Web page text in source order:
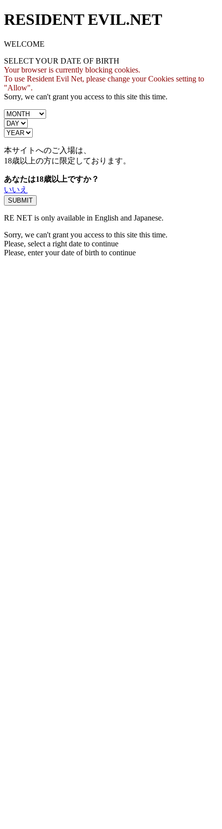
RESIDENT EVIL.NET
WELCOME
SELECT YOUR DATE OF BIRTH
Your browser is currently blocking cookies.
To use Resident Evil Net, please change your Cookies setting to
"Allow".
Sorry, we can't grant you access to this site this time.
本サイトへのご入場は、
18歳以上の方に限定しております。
あなたは18歳以上ですか？
いいえ
RE NET is only available in English and Japanese.
Sorry, we can't grant you access to this site this time.
Please, select a right date to continue
Please, enter your date of birth to continue